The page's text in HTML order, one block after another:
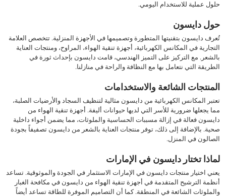
حلول عملية للاستخدام اليومي.
حول دايسون
تُعرف دايسون بتقنيتها المتطورة وتصميمها في الأجهزة المنزلية. تتخصص العلامة
التجارية في المكانس الكهربائية، أجهزة تنقية الهواء، المراوح، ومنتجات العناية
بالشعر. مع التركيز على التميز الهندسي، قامت دايسون بإحداث ثورة في
الطريقة التي نتعامل بها مع النظافة والراحة في منازلنا.
المنتجات الشائعة والاستخدامات
تعتبر المكانس الكهربائية من دايسون مثالية لتنظيف السجاد والأرضيات الصلبة،
مما يجعلها ضرورية للأسر التي لديها حيوانات أليفة. أجهزة تنقية الهواء من
دايسون فعالة في إزالة مسببات الحساسية والملوثات، مما يضمن أجواء داخلية
صحية. بالإضافة إلى ذلك، توفر منتجات العناية بالشعر من دايسون تصفيفاً بجودة
الصالون في المنزل.
لماذا تختار دايسون في الإمارات
يعني اختيار منتجات دايسون في الإمارات الاستثمار في الجودة والموثوقية. تساعد
أنظمة الترشيح المتقدمة في أجهزة تنقية الهواء من دايسون في مكافحة الغبار
والملوثات الشائعة في المنطقة. كما أن التصاميم الموفرة للطاقة تساعد أيضاً